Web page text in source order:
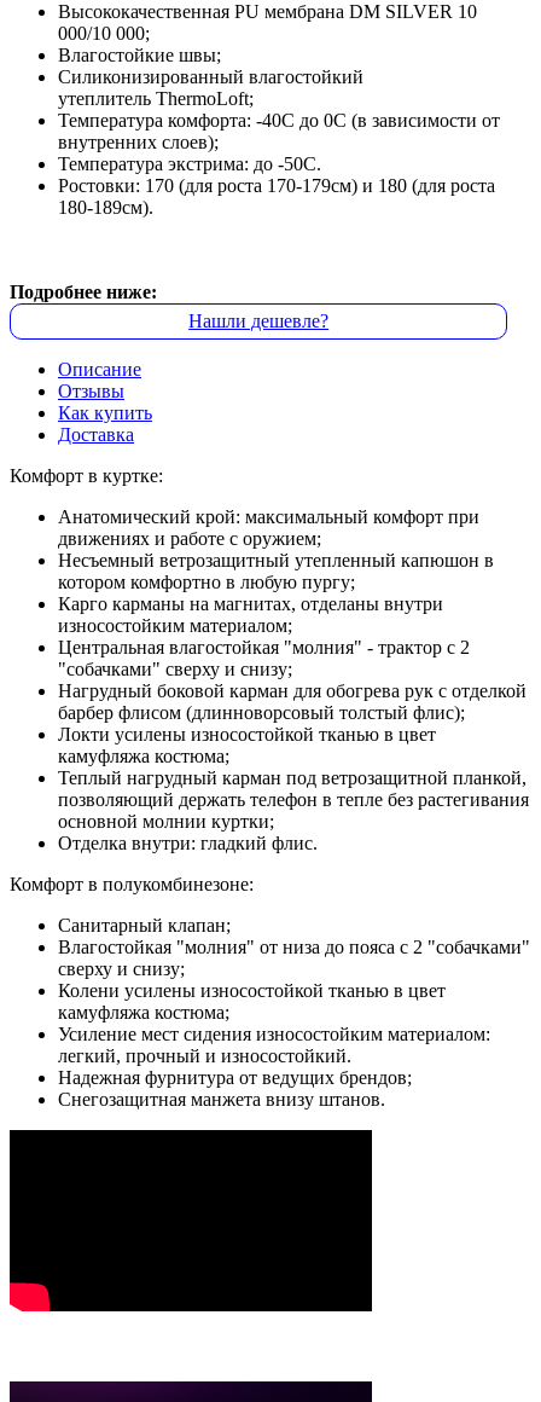
Высококачественная PU мембрана DM SILVER 10
000/10 000;
Влагостойкие швы;
Силиконизированный влагостойкий
утеплитель ThermoLoft;
Температура комфорта: -40С до 0С (в зависимости от
внутренних слоев);
Температура экстрима: до -50С.
Ростовки: 170 (для роста 170-179см) и 180 (для роста
180-189см).
Подробнее ниже:
Нашли дешевле?
Описание
Отзывы
Как купить
Доставка
Комфорт в куртке:
Анатомический крой: максимальный комфорт при
движениях и работе с оружием;
Несъемный ветрозащитный утепленный капюшон в
котором комфортно в любую пургу;
Карго карманы на магнитах, отделаны внутри
износостойким материалом;
Центральная влагостойкая "молния" - трактор с 2
"собачками" сверху и снизу;
Нагрудный боковой карман для обогрева рук с отделкой
барбер флисом (длинноворсовый толстый флис);
Локти усилены износостойкой тканью в цвет
камуфляжа костюма;
Теплый нагрудный карман под ветрозащитной планкой,
позволяющий держать телефон в тепле без растегивания
основной молнии куртки;
Отделка внутри: гладкий флис.
Комфорт в полукомбинезоне:
Санитарный клапан;
Влагостойкая "молния" от низа до пояса с 2 "собачками"
сверху и снизу;
Колени усилены износостойкой тканью в цвет
камуфляжа костюма;
Усиление мест сидения износостойким материалом:
легкий, прочный и износостойкий.
Надежная фурнитура от ведущих брендов;
Снегозащитная манжета внизу штанов.